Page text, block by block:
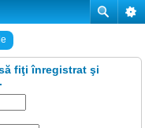
fiţi înregistrat şi